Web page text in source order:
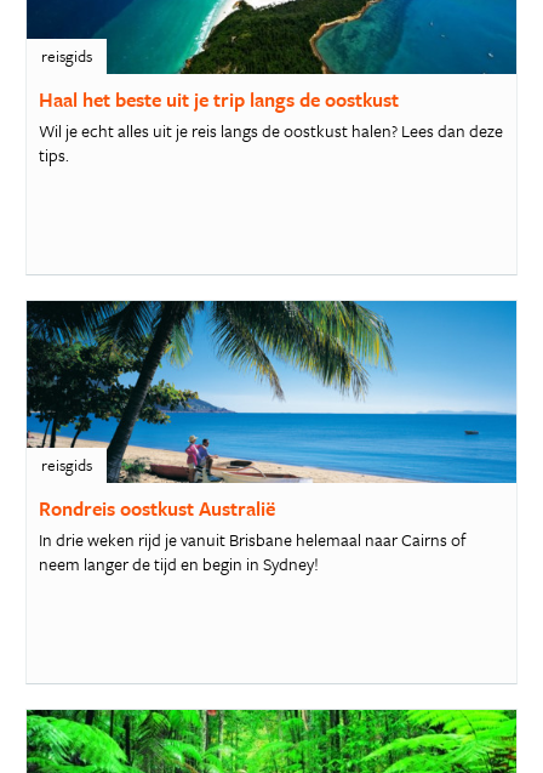
reisgids
Haal het beste uit je trip langs de oostkust
Wil je echt alles uit je reis langs de oostkust halen? Lees dan deze
tips.
reisgids
Rondreis oostkust Australië
In drie weken rijd je vanuit Brisbane helemaal naar Cairns of
neem langer de tijd en begin in Sydney!